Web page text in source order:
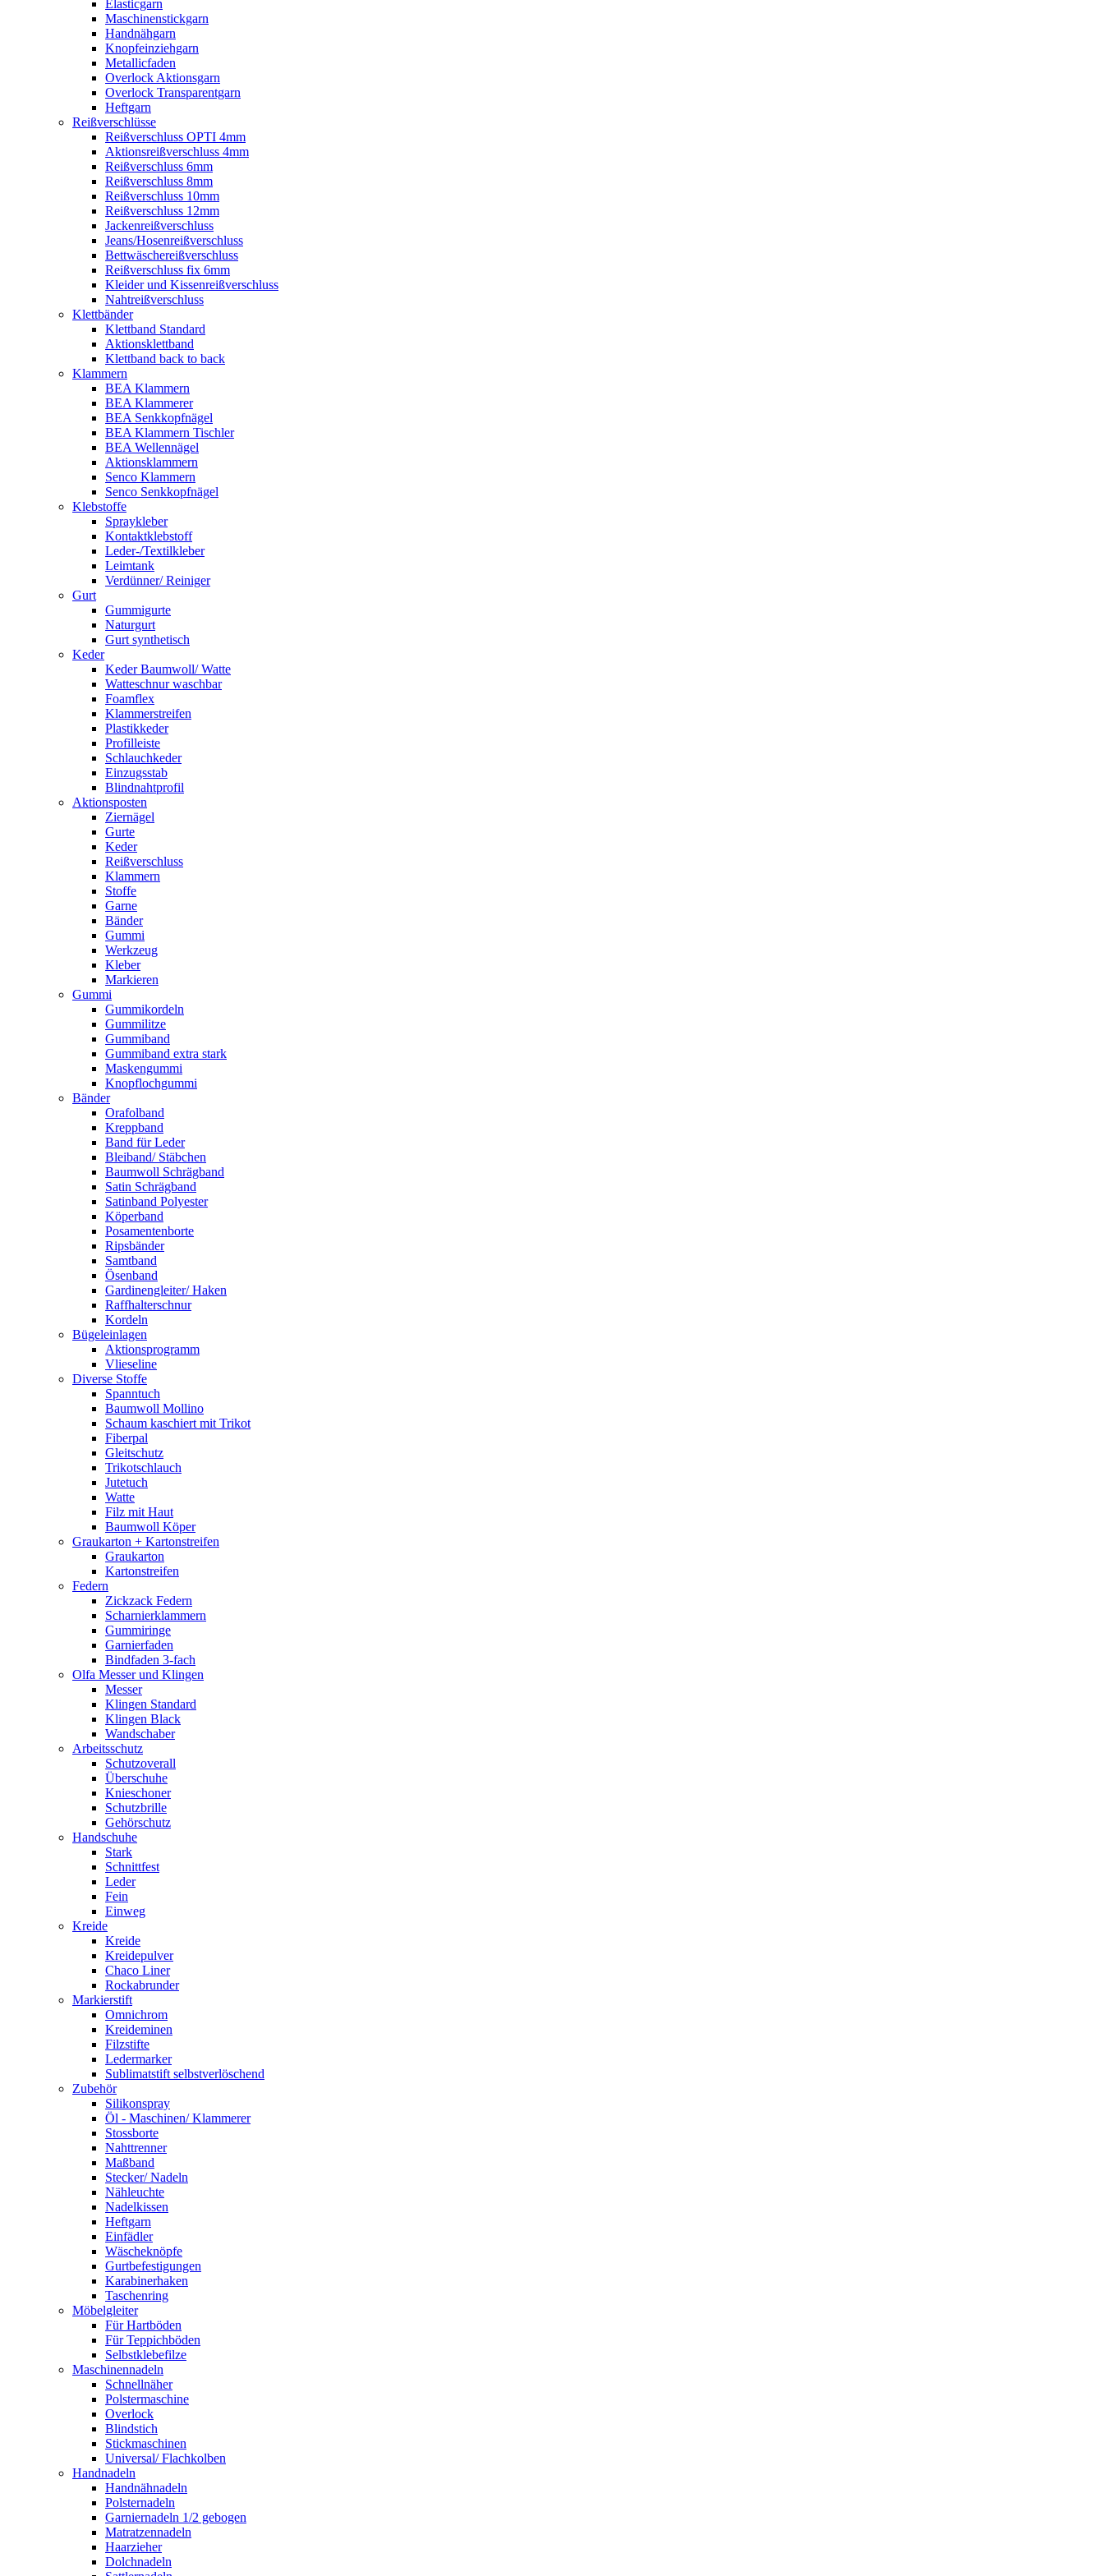
Elasticgarn
Maschinenstickgarn
Handnähgarn
Knopfeinziehgarn
Metallicfaden
Overlock Aktionsgarn
Overlock Transparentgarn
Heftgarn
Reißverschlüsse
Reißverschluss OPTI 4mm
Aktionsreißverschluss 4mm
Reißverschluss 6mm
Reißverschluss 8mm
Reißverschluss 10mm
Reißverschluss 12mm
Jackenreißverschluss
Jeans/Hosenreißverschluss
Bettwäschereißverschluss
Reißverschluss fix 6mm
Kleider und Kissenreißverschluss
Nahtreißverschluss
Klettbänder
Klettband Standard
Aktionsklettband
Klettband back to back
Klammern
BEA Klammern
BEA Klammerer
BEA Senkkopfnägel
BEA Klammern Tischler
BEA Wellennägel
Aktionsklammern
Senco Klammern
Senco Senkkopfnägel
Klebstoffe
Spraykleber
Kontaktklebstoff
Leder-/Textilkleber
Leimtank
Verdünner/ Reiniger
Gurt
Gummigurte
Naturgurt
Gurt synthetisch
Keder
Keder Baumwoll/ Watte
Watteschnur waschbar
Foamflex
Klammerstreifen
Plastikkeder
Profilleiste
Schlauchkeder
Einzugsstab
Blindnahtprofil
Aktionsposten
Ziernägel
Gurte
Keder
Reißverschluss
Klammern
Stoffe
Garne
Bänder
Gummi
Werkzeug
Kleber
Markieren
Gummi
Gummikordeln
Gummilitze
Gummiband
Gummiband extra stark
Maskengummi
Knopflochgummi
Bänder
Orafolband
Kreppband
Band für Leder
Bleiband/ Stäbchen
Baumwoll Schrägband
Satin Schrägband
Satinband Polyester
Köperband
Posamentenborte
Ripsbänder
Samtband
Ösenband
Gardinengleiter/ Haken
Raffhalterschnur
Kordeln
Bügeleinlagen
Aktionsprogramm
Vlieseline
Diverse Stoffe
Spanntuch
Baumwoll Mollino
Schaum kaschiert mit Trikot
Fiberpal
Gleitschutz
Trikotschlauch
Jutetuch
Watte
Filz mit Haut
Baumwoll Köper
Graukarton + Kartonstreifen
Graukarton
Kartonstreifen
Federn
Zickzack Federn
Scharnierklammern
Gummiringe
Garnierfaden
Bindfaden 3-fach
Olfa Messer und Klingen
Messer
Klingen Standard
Klingen Black
Wandschaber
Arbeitsschutz
Schutzoverall
Überschuhe
Knieschoner
Schutzbrille
Gehörschutz
Handschuhe
Stark
Schnittfest
Leder
Fein
Einweg
Kreide
Kreide
Kreidepulver
Chaco Liner
Rockabrunder
Markierstift
Omnichrom
Kreideminen
Filzstifte
Ledermarker
Sublimatstift selbstverlöschend
Zubehör
Silikonspray
Öl - Maschinen/ Klammerer
Stossborte
Nahttrenner
Maßband
Stecker/ Nadeln
Nähleuchte
Nadelkissen
Heftgarn
Einfädler
Wäscheknöpfe
Gurtbefestigungen
Karabinerhaken
Taschenring
Möbelgleiter
Für Hartböden
Für Teppichböden
Selbstklebefilze
Maschinennadeln
Schnellnäher
Polstermaschine
Overlock
Blindstich
Stickmaschinen
Universal/ Flachkolben
Handnadeln
Handnähnadeln
Polsternadeln
Garniernadeln 1/2 gebogen
Matratzennadeln
Haarzieher
Dolchnadeln